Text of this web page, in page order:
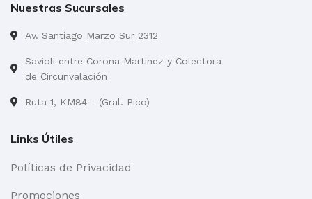
Nuestras Sucursales
Av. Santiago Marzo Sur 2312
Savioli entre Corona Martinez y Colectora
de Circunvalación
Ruta 1, KM84 - (Gral. Pico)
Links Útiles
Políticas de Privacidad
Promociones